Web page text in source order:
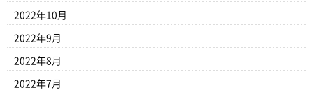
2022年10月
2022年9月
2022年8月
2022年7月